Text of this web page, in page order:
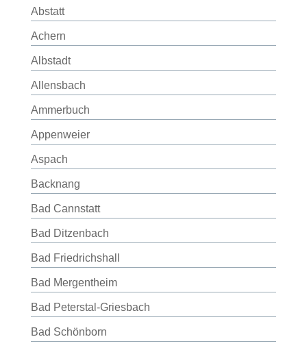
Abstatt
Achern
Albstadt
Allensbach
Ammerbuch
Appenweier
Aspach
Backnang
Bad Cannstatt
Bad Ditzenbach
Bad Friedrichshall
Bad Mergentheim
Bad Peterstal-Griesbach
Bad Schönborn